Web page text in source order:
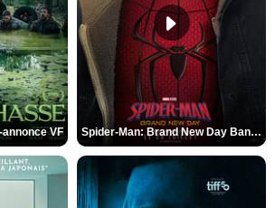
VF Spider-Man: Brand New Day Bande-annonce (3) VO STFR